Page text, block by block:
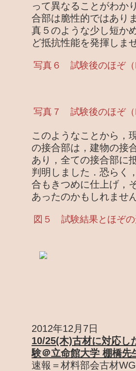
って異なることがわか
合部は脆性的ではあり
真５のような少し短か
ど抵抗性能を発揮しま
写真６ 試験後のほぞ（
写真７ 試験後のほぞ（
このようなことから，
の接合部は，建物の接
あり，全ての接合部に
判明しました．恐らく
合もきつめに仕上げ，
あったのかもしれませ
図５ 試験結果とほぞの
2012年12月7日
10/25(木)古材に対応し
験＠立命館大学 棚橋先
速報＝材料部会古材